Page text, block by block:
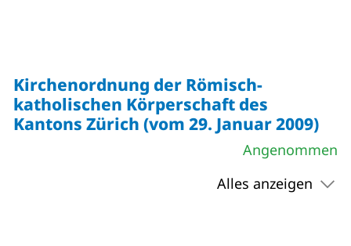
Kirchenordnung der Römisch-
katholischen Körperschaft des
Kantons Zürich (vom 29. Januar 2009)
Angenommen
Alles anzeigen